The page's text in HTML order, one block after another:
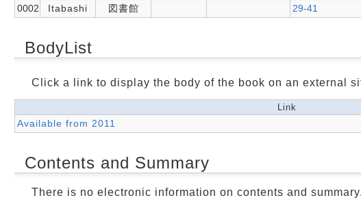
0002 Itabashi 図書館 29-41
BodyList
Click a link to display the body of the book on an external
Link
Available from 2011
Contents and Summary
There is no electronic information on contents and summary.